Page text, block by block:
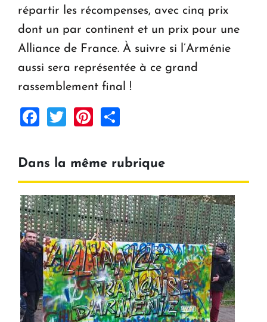
répartir les récompenses, avec cinq prix
dont un par continent et un prix pour une
Alliance de France. À suivre si l’Arménie
aussi sera représentée à ce grand
rassemblement final !
Facebook
TwitterPinterest
Dans la même rubrique